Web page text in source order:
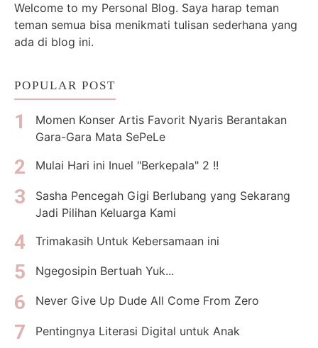
Welcome to my Personal Blog. Saya harap teman
teman semua bisa menikmati tulisan sederhana yang
ada di blog ini.
POPULAR POST
Momen Konser Artis Favorit Nyaris Berantakan
Gara-Gara Mata SePeLe
Mulai Hari ini Inuel "Berkepala" 2 !!
Sasha Pencegah Gigi Berlubang yang Sekarang
Jadi Pilihan Keluarga Kami
Trimakasih Untuk Kebersamaan ini
Ngegosipin Bertuah Yuk...
Never Give Up Dude All Come From Zero
Pentingnya Literasi Digital untuk Anak